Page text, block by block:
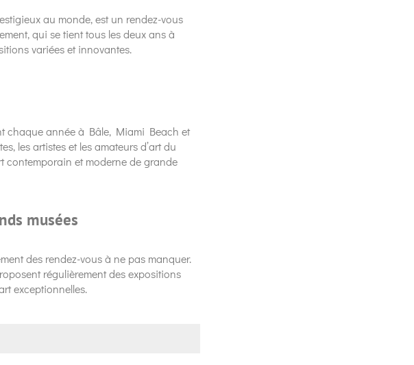
au monde, est un rendez-vous
qui se tient tous les deux ans à
variées et innovantes.
chaque année à Bâle, Miami Beach et
les artistes et les amateurs d’art du
contemporain et moderne de grande
musées
des rendez-vous à ne pas manquer.
régulièrement des expositions
exceptionnelles.